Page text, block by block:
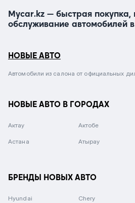
Mycar.kz — быстрая
обслуживание автомобилей
НОВЫЕ АВТО
Автомобили из салона от официальных
НОВЫЕ АВТО В ГОРОДАХ
Актау Актобе
Астана Атырау
БРЕНДЫ НОВЫХ АВТО
Hyundai Chery